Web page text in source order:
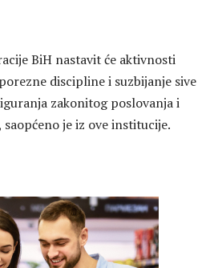
BiH nastavit će aktivnosti
discipline i suzbijanje sive
zakonitog poslovanja i
je iz ove institucije.